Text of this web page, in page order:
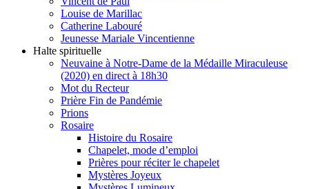
Louise de Marillac
Catherine Labouré
Jeunesse Mariale Vincentienne
Halte spirituelle
Neuvaine à Notre-Dame de la Médaille Miraculeuse
(2020) en direct à 18h30
Mot du Recteur
Prière Fin de Pandémie
Prions
Rosaire
Histoire du Rosaire
Chapelet, mode d’emploi
Prières pour réciter le chapelet
Mystères Joyeux